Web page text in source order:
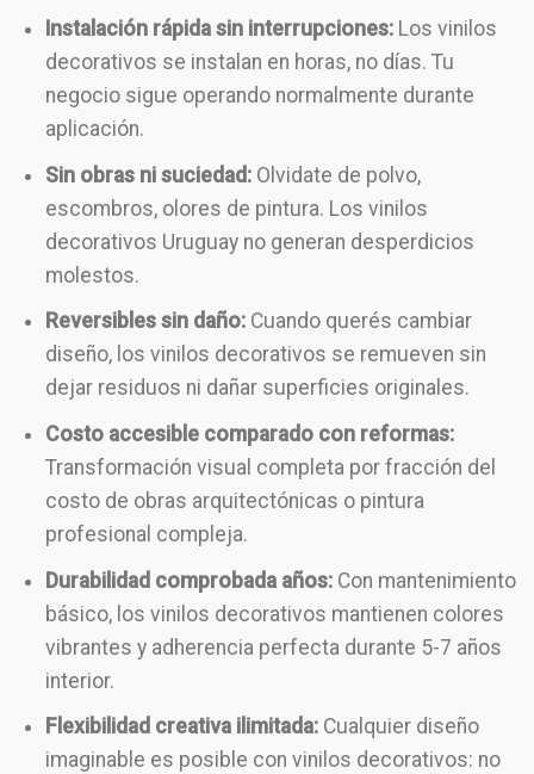
Instalación rápida sin interrupciones: Los vinilos
decorativos se instalan en horas, no días. Tu
negocio sigue operando normalmente durante
aplicación.
Sin obras ni suciedad: Olvidate de polvo,
escombros, olores de pintura. Los vinilos
decorativos Uruguay no generan desperdicios
molestos.
Reversibles sin daño: Cuando querés cambiar
diseño, los vinilos decorativos se remueven sin
dejar residuos ni dañar superficies originales.
Costo accesible comparado con reformas:
Transformación visual completa por fracción del
costo de obras arquitectónicas o pintura
profesional compleja.
Durabilidad comprobada años: Con mantenimiento
básico, los vinilos decorativos mantienen colores
vibrantes y adherencia perfecta durante 5-7 años
interior.
Flexibilidad creativa ilimitada: Cualquier diseño
imaginable es posible con vinilos decorativos: no